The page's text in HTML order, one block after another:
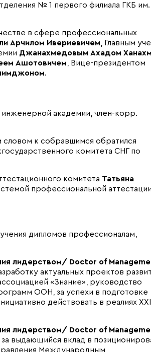
№ 1 первого филиала ГКБ
в сфере профессиональных
Арчилом Ивериевичем , Главным
Джанахмедовым Ахадом
Ашотовичем , Вице-президентом
.
академии, член-корр.
к собравшимся обратился
комитета СНГ по
комитета Татьяна
профессиональной аттестации
дипломов профессионалам,
лидерством/ Doctor of
актуальных проектов
«Знание», руководство
ООН, за успехи в подготовке
действовать в реалиях XXI
лидерством/ Doctor of
за выдающийся вклад в
Международным